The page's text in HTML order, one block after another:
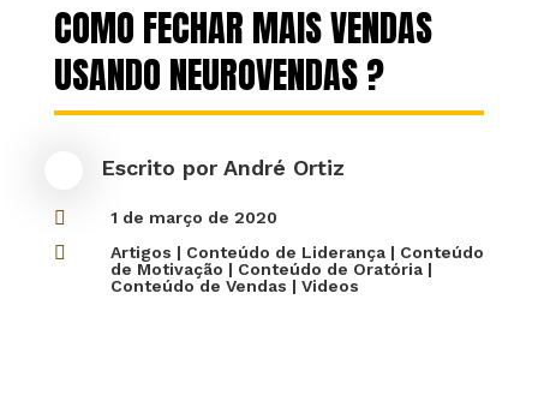
COMO FECHAR MAIS VENDAS
USANDO NEUROVENDAS ?
Escrito por André Ortiz
 1 de março de 2020
 Artigos | Conteúdo de Liderança| Conteúdo
de Motivação | Conteúdo de Oratória|
Conteúdo de Vendas | Videos